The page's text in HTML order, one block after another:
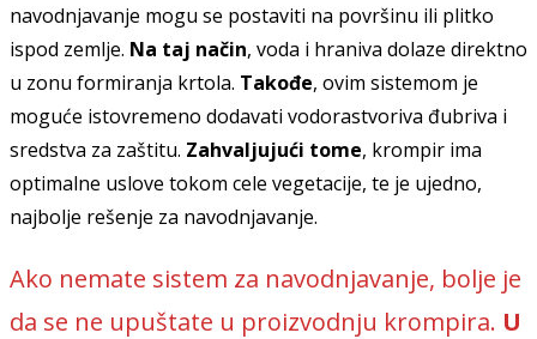
navodnjavanje mogu se postaviti na površinu ili plitko
ispod zemlje. Na taj način, voda i hraniva dolaze direktno
u zonu formiranja krtola. Takođe, ovim sistemom je
moguće istovremeno dodavati vodorastvoriva đubriva i
sredstva za zaštitu. Zahvaljujući tome, krompir ima
optimalne uslove tokom cele vegetacije, te je ujedno,
najbolje rešenje za navodnjavanje.
Ako nemate sistem za navodnjavanje, bolje je
da se ne upuštate u proizvodnju krompira. U